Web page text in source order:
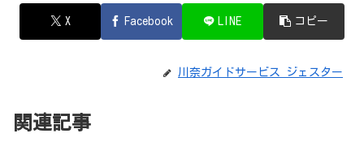
X Facebook LINE コピー
川奈ガイドサービス ジェスター
関連記事